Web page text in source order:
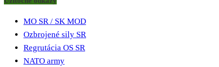
MO SR / SK MOD
Ozbrojené sily SR
Regrutácia OS SR
NATO army